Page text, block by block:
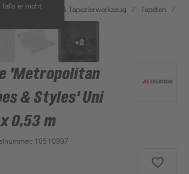
, falls er nicht
/ Tapeten & Tapezierwerkzeug / Tapeten /
+2
'Metropolitan
& Styles' Uni
0,53 m
: 10510997